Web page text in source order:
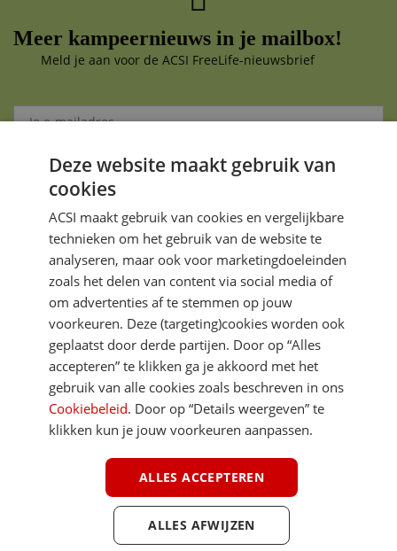
Meer kampeernieuws in je mailbox!
Meld je aan voor de ACSI FreeLife-nieuwsbrief
Aanmelden
Je gegevens zijn veilig en worden niet gedeeld met anderen
DIRECT NAAR
MEER ACSI FREELIFE
Deze website maakt gebruik van
cookies
ACSI maakt gebruik van cookies en vergelijkbare
technieken om het gebruik van de website te
analyseren, maar ook voor marketingdoeleinden
zoals het delen van content via social media of
om advertenties af te stemmen op jouw
voorkeuren. Deze (targeting)cookies worden ook
geplaatst door derde partijen. Door op “Alles
accepteren” te klikken ga je akkoord met het
gebruik van alle cookies zoals beschreven in ons
Cookiebeleid. Door op “Details weergeven” te
klikken kun je jouw voorkeuren aanpassen.
ALLES ACCEPTEREN
ALLES AFWIJZEN